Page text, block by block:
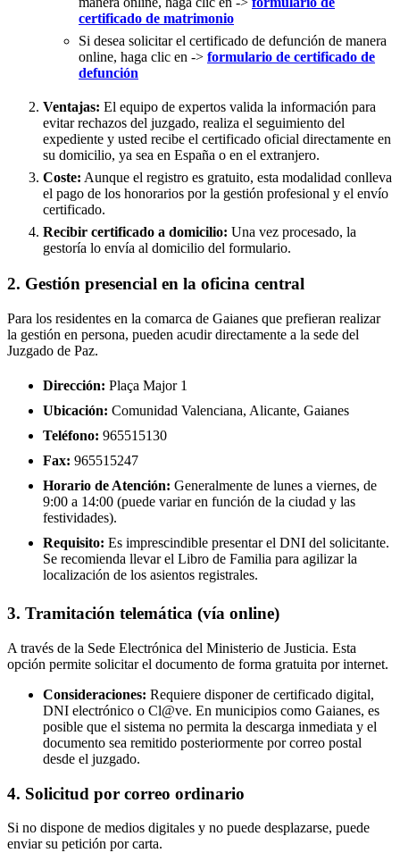
certificado de matrimonio
Si desea solicitar el certificado de defunción de manera
online, haga clic en -> formulario de certificado de
defunción
Ventajas: El equipo de expertos valida la información para
evitar rechazos del juzgado, realiza el seguimiento del
expediente y usted recibe el certificado oficial directamente en
su domicilio, ya sea en España o en el extranjero.
Coste: Aunque el registro es gratuito, esta modalidad conlleva
el pago de los honorarios por la gestión profesional y el envío
certificado.
Recibir certificado a domicilio: Una vez procesado, la
gestoría lo envía al domicilio del formulario.
2. Gestión presencial en la oficina central
Para los residentes en la comarca de Gaianes que prefieran realizar
la gestión en persona, pueden acudir directamente a la sede del
Juzgado de Paz.
Dirección: Plaça Major 1
Ubicación: Comunidad Valenciana, Alicante, Gaianes
Teléfono: 965515130
Fax: 965515247
Horario de Atención: Generalmente de lunes a viernes, de
9:00 a 14:00 (puede variar en función de la ciudad y las
festividades).
Requisito: Es imprescindible presentar el DNI del solicitante.
Se recomienda llevar el Libro de Familia para agilizar la
localización de los asientos registrales.
3. Tramitación telemática (vía online)
A través de la Sede Electrónica del Ministerio de Justicia. Esta
opción permite solicitar el documento de forma gratuita por internet.
Consideraciones: Requiere disponer de certificado digital,
DNI electrónico o Cl@ve. En municipios como Gaianes, es
posible que el sistema no permita la descarga inmediata y el
documento sea remitido posteriormente por correo postal
desde el juzgado.
4. Solicitud por correo ordinario
Si no dispone de medios digitales y no puede desplazarse, puede
enviar su petición por carta.